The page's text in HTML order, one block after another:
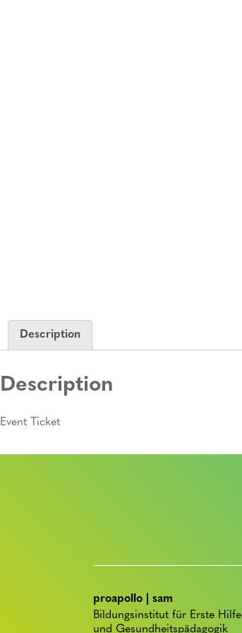
Description
Description
Event Ticket
proapollo | sam
Bildungsinstitut für Erste Hilfe
und Gesundheitspädagogik